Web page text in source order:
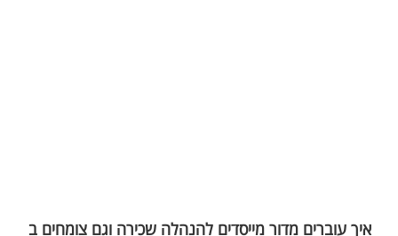
איך עוברים מדור מייסדים להנהלה שכירה וגם צומחים ב